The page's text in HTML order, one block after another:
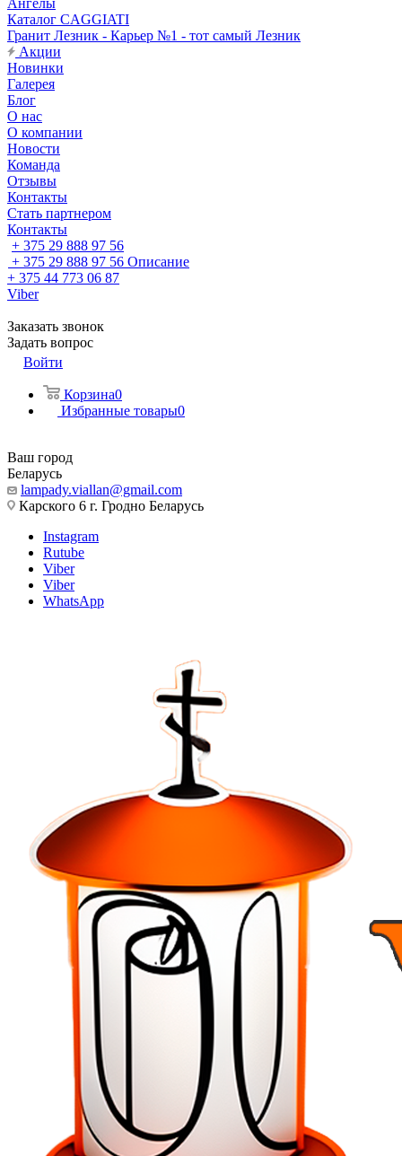
Ангелы
Каталог CAGGIATI
Гранит Лезник - Карьер №1 - тот самый Лезник
Акции
Новинки
Галерея
Блог
О нас
О компании
Новости
Команда
Отзывы
Контакты
Стать партнером
Контакты
+ 375 29 888 97 56
+ 375 29 888 97 56 Описание
+ 375 44 773 06 87
Viber
Заказать звонок
Задать вопрос
Войти
Корзина0
Избранные товары0
Ваш город
Беларусь
lampady.viallan@gmail.com
Карского 6 г. Гродно Беларусь
Instagram
Rutube
Viber
Viber
WhatsApp